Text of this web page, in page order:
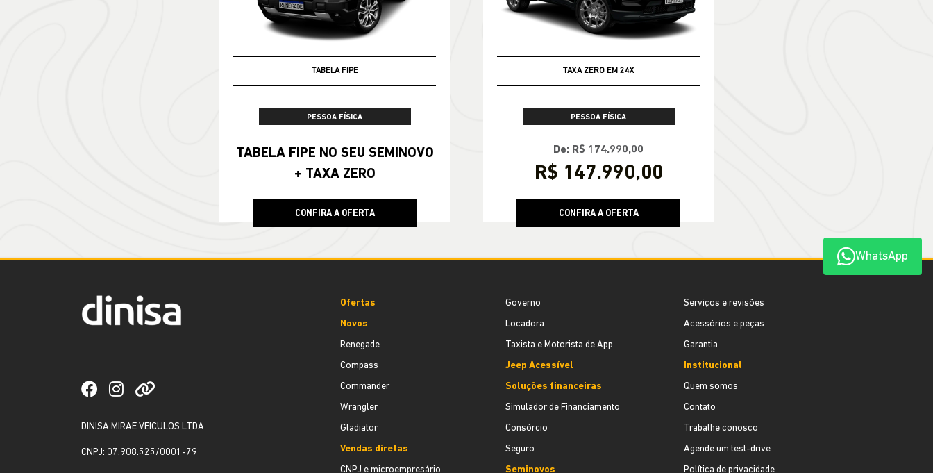
TABELA FIPE
PESSOA FÍSICA
TABELA FIPE NO SEU SEMINOVO
+ TAXA ZERO
CONFIRA A OFERTA
TAXA ZERO EM 24X
PESSOA FÍSICA
De: R$ 174.990,00
R$ 147.990,00
CONFIRA A OFERTA
WhatsApp
DINISA MIRAE VEICULOS LTDA
CNPJ: 07.908.525/0001-79
Ofertas
Novos
Renegade
Compass
Commander
Wrangler
Gladiator
Vendas diretas
CNPJ e microempresário
Governo
Locadora
Taxista e Motorista de App
Jeep Acessível
Soluções financeiras
Simulador de Financiamento
Consórcio
Seguro
Seminovos
Serviços e revisões
Acessórios e peças
Garantia
Institucional
Quem somos
Contato
Trabalhe conosco
Agende um test-drive
Política de privacidade